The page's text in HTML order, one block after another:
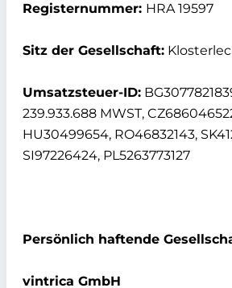
Registernummer: HRA 19597
Sitz der Gesellschaft:
Umsatzsteuer-ID:
239.933.688 MWST,
HU30499654, RO46832143,
SI97226424, PL5263773127
Persönlich haftende
vintrica GmbH